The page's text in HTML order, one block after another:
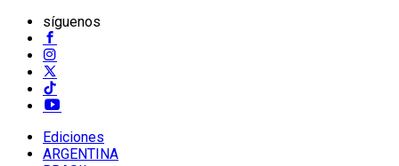
síguenos
Ediciones
ARGENTINA